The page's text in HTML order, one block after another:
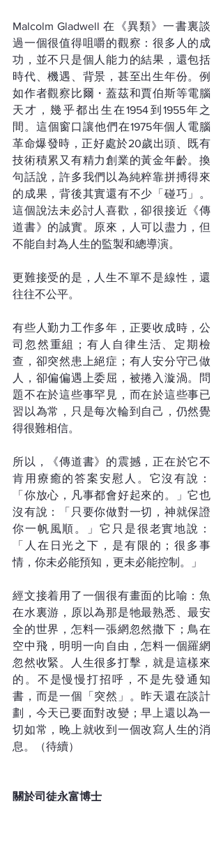
Malcolm Gladwell 在《異類》一書裏談
過一個很值得咀嚼的觀察：很多人的成
功，並不只是個人能力的結果，還包括
時代、機遇、背景，甚至出生年份。例
如作者觀察比爾・蓋茲和賈伯斯等電腦
天才，幾乎都出生在1954到1955年之
間。這個窗口讓他們在1975年個人電腦
革命爆發時，正好處於20歲出頭、既有
技術積累又有精力創業的黃金年齡。換
句話說，許多我們以為純粹靠拼搏得來
的成果，背後其實還有不少「碰巧」。
這個說法未必討人喜歡，卻很接近《傳
道書》的誠實。原來，人可以盡力，但
不能自封為人生的監製和總導演。
更難接受的是，人生不單不是線性，還
往往不公平。
有些人勤力工作多年，正要收成時，公
司忽然重組；有人自律生活、定期檢
查，卻突然患上絕症；有人安分守己做
人，卻偏偏遇上委屈，被捲入漩渦。問
題不在於這些事罕見，而在於這些事已
習以為常，只是每次輪到自己，仍然覺
得很難相信。
所以，《傳道書》的震撼，正在於它不
肯用療癒的答案安慰人。它沒有說：
「你放心，凡事都會好起來的。」它也
沒有說：「只要你做對一切，神就保證
你一帆風順。」它只是很老實地說：
「人在日光之下，是有限的；很多事
情，你未必能預知，更未必能控制。」
經文接着用了一個很有畫面的比喻：魚
在水裏游，原以為那是牠最熟悉、最安
全的世界，怎料一張網忽然撒下；鳥在
空中飛，明明一向自由，怎料一個羅網
忽然收緊。人生很多打擊，就是這樣來
的。不是慢慢打招呼，不是先發通知
書，而是一個「突然」。昨天還在談計
劃，今天已要面對改變；早上還以為一
切如常，晚上就收到一個改寫人生的消
息。（待續）
關於司徒永富博士